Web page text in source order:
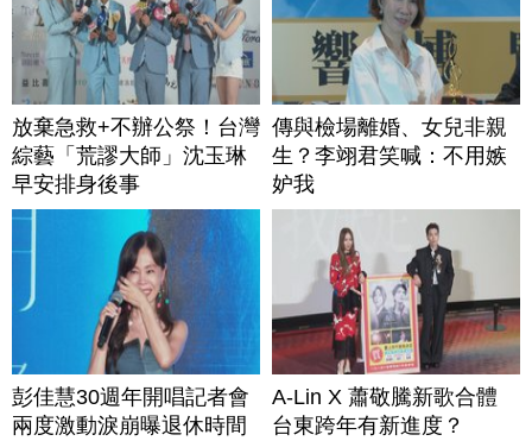
放棄急救+不辦公祭！台灣
綜藝「荒謬大師」沈玉琳
早安排身後事
傳與檢場離婚、女兒非親
生？李翊君笑喊：不用嫉
妒我
彭佳慧30週年開唱記者會
兩度激動淚崩曝退休時間
A-Lin X 蕭敬騰新歌合體
台東跨年有新進度？